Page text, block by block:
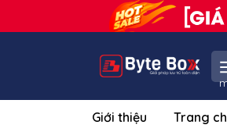
Giới thiệu Trang